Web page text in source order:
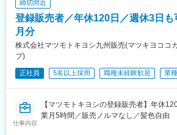
洛西口駅、庄内緑地公園駅、苧ケ瀬駅
六町駅、西葛西駅、富士見ケ丘駅、西馬
駅、萩山駅、田無駅、西武柳沢駅、立川
け台駅、西府駅、大塚・帝京大学駅、北
中山駅、みどり台駅、八千代緑が丘駅、
んげん台駅、新座駅、志木駅、蕨駅、
田駅、本川越駅、見沼代親水公園駅、三
締切間近
登録販売者／年休120日／週休3日も
月分
株式会社マツモトキヨシ九州販売(マツキヨココ
プ)
正社員 5名以上採用 職種未経験歓迎 業
仕事内容
【マツモトキヨシの登録販売者】年休
業月5時間／販売ノルマなし／髪色自由